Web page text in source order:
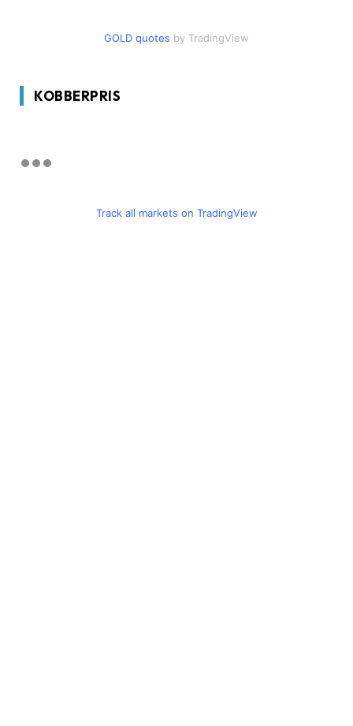
GOLD quotes by TradingView
KOBBERPRIS
Track all markets on TradingView